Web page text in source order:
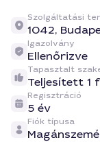
Szolgáltatási
1042,
Igazolvány
Ellenőrizve
Tapasztalt
Teljesített 1
Regisztráció
5 év
Fiók típusa